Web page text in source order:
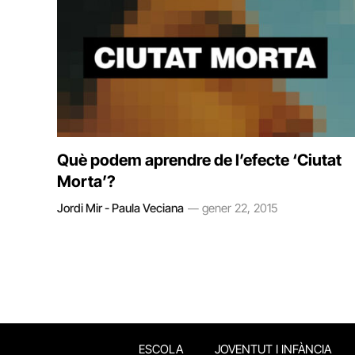
Què podem aprendre de l’efecte ‘Ciutat
Morta’?
Jordi Mir - Paula Veciana gener 22, 2015
ESCOLA JOVENTUT I INFÀNCIA